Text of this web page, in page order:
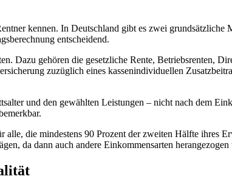
kennen. In Deutschland gibt es zwei grundsätzliche
entscheidend.
Dazu gehören die gesetzliche Rente, Betriebsrenten,
zuzüglich eines kassenindividuellen
und den gewählten Leistungen – nicht nach dem
die mindestens 90 Prozent der zweiten Hälfte ihres
da dann auch andere Einkommensarten herangezogen